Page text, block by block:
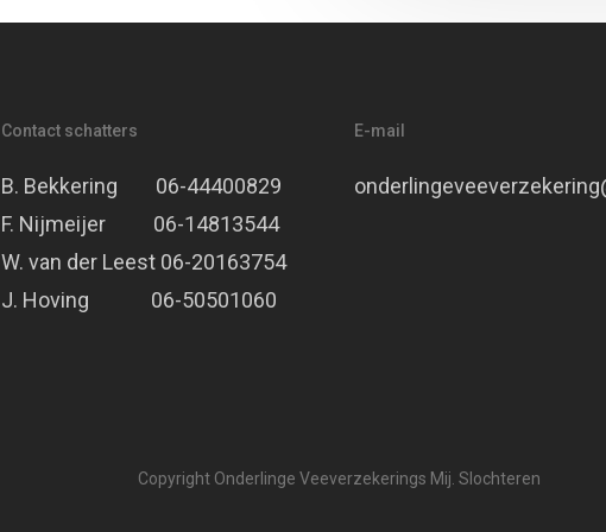
Contact schatters
B. Bekkering 06-44400829
F. Nijmeijer 06-14813544
W. van der Leest 06-20163754
J. Hoving 06-50501060
E-mail
Copyright Onderlinge Veeverzekerings Mij. Slochteren